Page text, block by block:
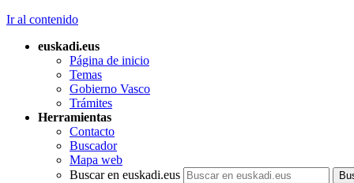
Ir al contenido
euskadi.eus
Página de inicio
Temas
Gobierno Vasco
Trámites
Herramientas
Contacto
Buscador
Mapa web
Buscar en euskadi.eus